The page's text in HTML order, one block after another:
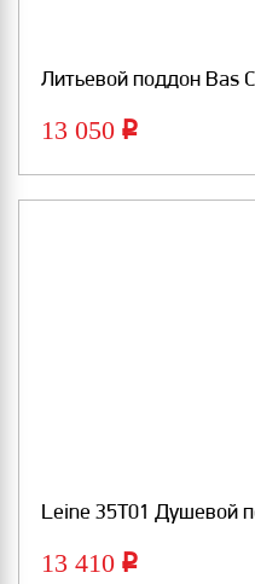
Литьевой поддон Bas
13 050 Р
Leine 35T01 Душевой
13 410 Р